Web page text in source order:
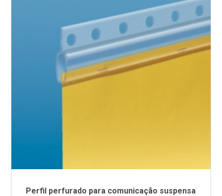
Perfil perfurado para comunicação suspensa